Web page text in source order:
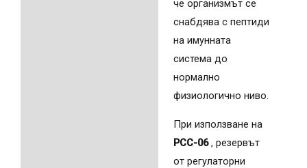
че организмът се
снабдява с пептиди
на имунната
система до
нормално
физиологично ниво.
При използване на
PCC-06, резервът
от регулаторни